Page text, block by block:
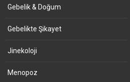
Gebelik & Doğum
Gebelikte Şikayet
Jinekoloji
Menopoz